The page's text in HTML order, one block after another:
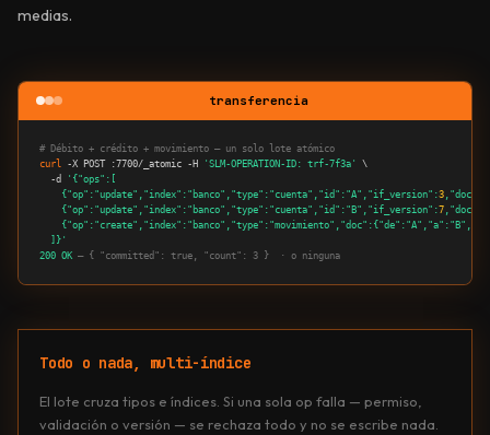
medias.
transferencia
# Débito + crédito + movimiento — un solo lote atómico
curl
-X POST :7700/_atomic -H 'SLM-OPERATION-ID: trf-7f3a'
\
  -d
'{"ops":[
    {"op":"update","index":"banco","type":"cuenta","id":"A","if_version":
3
    {"op":"update","index":"banco","type":"cuenta","id":"B","if_version":
7
  ]}'
200 OK — { "committed": true, "count": 3 }  · o ninguna
Todo o nada, multi-índice
El lote cruza tipos e índices. Si una sola op falla — permiso,
validación o versión — se rechaza todo y no se escribe nada.